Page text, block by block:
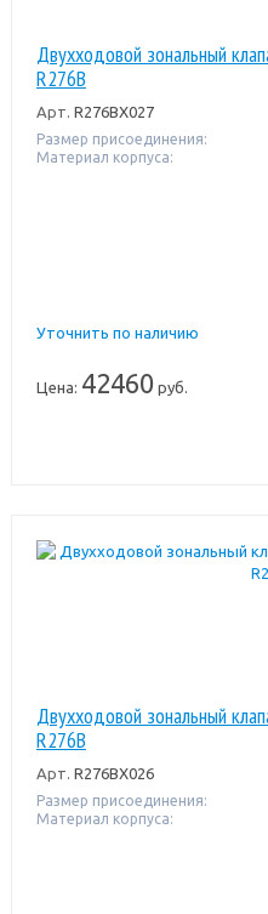
Двухходовой зональный
R276B
Арт. R276BX027
Размер присоединения:
Материал корпуса:
Уточнить по наличию
Цена: 42460 руб.
Двухходовой зональный
R276B
Арт. R276BX026
Размер присоединения:
Материал корпуса: